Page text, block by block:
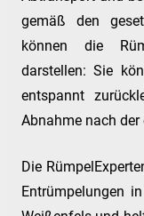
gemäß den
können die
darstellen: Sie
entspannt
Abnahme nach
Die
Entrümpelungen